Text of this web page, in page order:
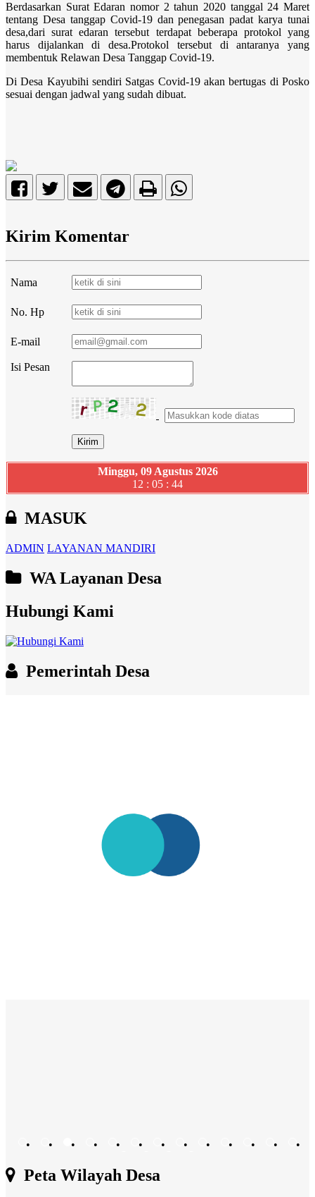
Berdasarkan Surat Edaran nomor 2 tahun 2020 tanggal 24 Maret
tentang Desa tanggap Covid-19 dan penegasan padat karya tunai
desa,dari surat edaran tersebut terdapat beberapa protokol yang
harus dijalankan di desa.Protokol tersebut di antaranya yang
membentuk Relawan Desa Tanggap Covid-19.
Di Desa Kayubihi sendiri Satgas Covid-19 akan bertugas di Posko
sesuai dengan jadwal yang sudah dibuat.
Kirim Komentar
Nama
No. Hp
E-mail
Isi Pesan
Minggu, 09 Agustus 2026
12 : 05 : 45
MASUK
ADMIN LAYANAN MANDIRI
WA Layanan Desa
Hubungi Kami
Pemerintah Desa
• • • • • • • • • • • •
•
Peta Wilayah Desa